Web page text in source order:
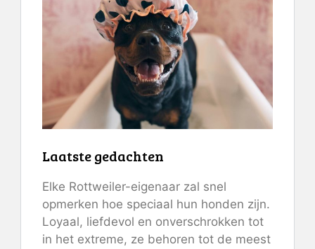
Laatste gedachten
Elke Rottweiler-eigenaar zal snel
opmerken hoe speciaal hun honden zijn.
Loyaal, liefdevol en onverschrokken tot
in het extreme, ze behoren tot de meest